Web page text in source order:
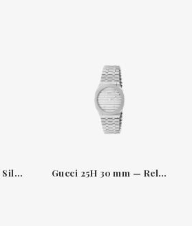
Omega Speedmaster Silver Snoopy Award 50th Anniversary 42 mm Gucci 25H 30 mm — Reloj de acero con esfera plateada